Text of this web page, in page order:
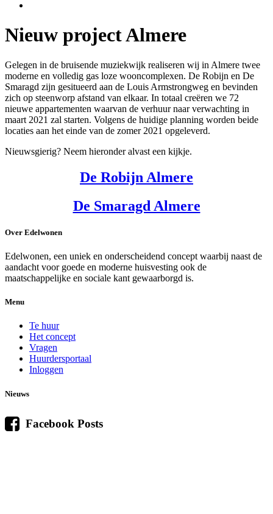
Nieuw project Almere
Gelegen in de bruisende muziekwijk realiseren wij in Almere twee
moderne en volledig gas loze wooncomplexen. De Robijn en De
Smaragd zijn gesitueerd aan de Louis Armstrongweg en bevinden
zich op steenworp afstand van elkaar. In totaal creëren we 72
nieuwe appartementen waarvan de verhuur naar verwachting in
maart 2021 zal starten. Volgens de huidige planning worden beide
locaties aan het einde van de zomer 2021 opgeleverd.
Nieuwsgierig? Neem hieronder alvast een kijkje.
De Robijn Almere
De Smaragd Almere
Over Edelwonen
Edelwonen, een uniek en onderscheidend concept waarbij naast de
aandacht voor goede en moderne huisvesting ook de
maatschappelijke en sociale kant gewaarborgd is.
Menu
Te huur
Het concept
Vragen
Huurdersportaal
Inloggen
Nieuws
Facebook Posts